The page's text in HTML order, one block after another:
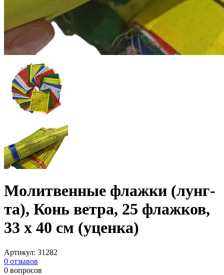
Молитвенные флажки (лунг-
та), Конь ветра, 25 флажков,
33 x 40 см (уценка)
Артикул: 31282
0 отзывов
0 вопросов